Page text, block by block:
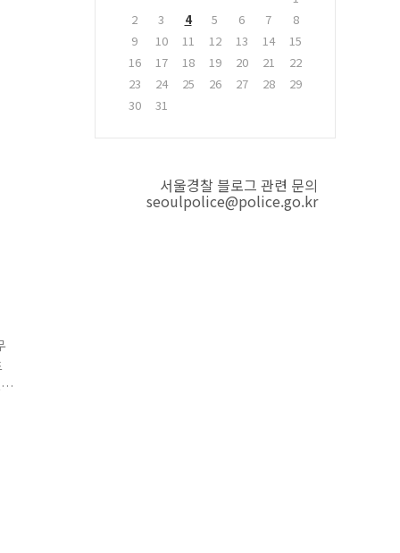
2
3 4 5 6 7
8
9
10 11 12 13 14
15
16
17 18 19 20 21
22
23
24 25 26 27 28
29
30
31
서울경찰 블로그 관련 문의
seoulpolice@police.go.kr